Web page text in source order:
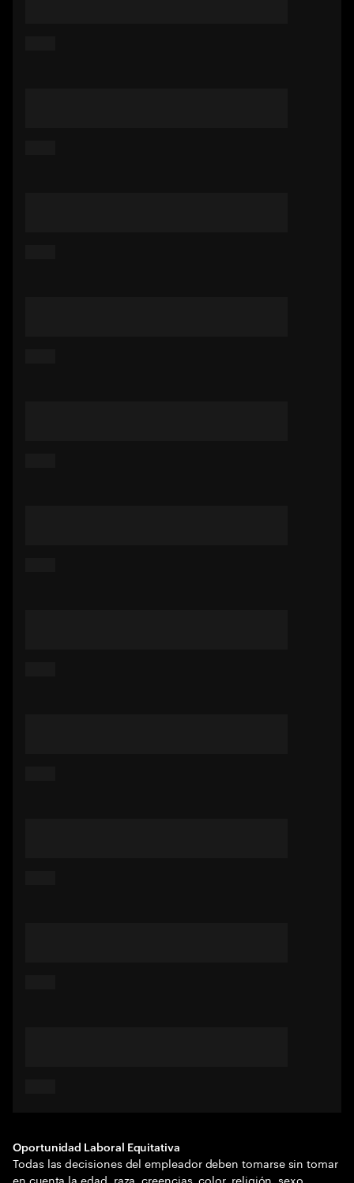
Oportunidad Laboral Equitativa
Todas las decisiones del empleador deben tomarse sin tomar
en cuenta la edad, raza, creencias, color, religión, sexo,